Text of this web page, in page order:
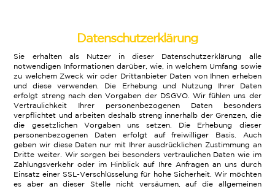
Datenschutzerklärung
Sie erhalten als Nutzer in dieser Datenschutzerklärung alle
notwendigen Informationen darüber, wie, in welchem Umfang sowie
zu welchem Zweck wir oder Drittanbieter Daten von Ihnen erheben
und diese verwenden. Die Erhebung und Nutzung Ihrer Daten
erfolgt streng nach den Vorgaben der DSGVO. Wir fühlen uns der
Vertraulichkeit Ihrer personenbezogenen Daten besonders
verpflichtet und arbeiten deshalb streng innerhalb der Grenzen, die
die gesetzlichen Vorgaben uns setzen. Die Erhebung dieser
personenbezogenen Daten erfolgt auf freiwilliger Basis. Auch
geben wir diese Daten nur mit Ihrer ausdrücklichen Zustimmung an
Dritte weiter. Wir sorgen bei besonders vertraulichen Daten wie im
Zahlungsverkehr oder im Hinblick auf Ihre Anfragen an uns durch
Einsatz einer SSL-Verschlüsselung für hohe Sicherheit. Wir möchten
es aber an dieser Stelle nicht versäumen, auf die allgemeinen